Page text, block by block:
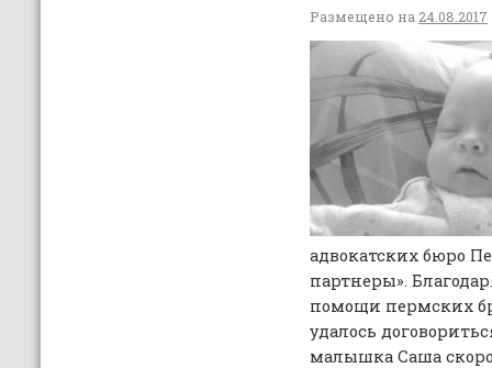
Размещено на 24.08.2017
адвокатских бюро
партнеры».
помощи пермских
удалось
малышка Саша